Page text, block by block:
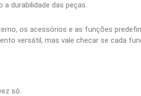
durabilidade das peças.
os acessórios e as funções
versátil, mas vale checar se cada
só.